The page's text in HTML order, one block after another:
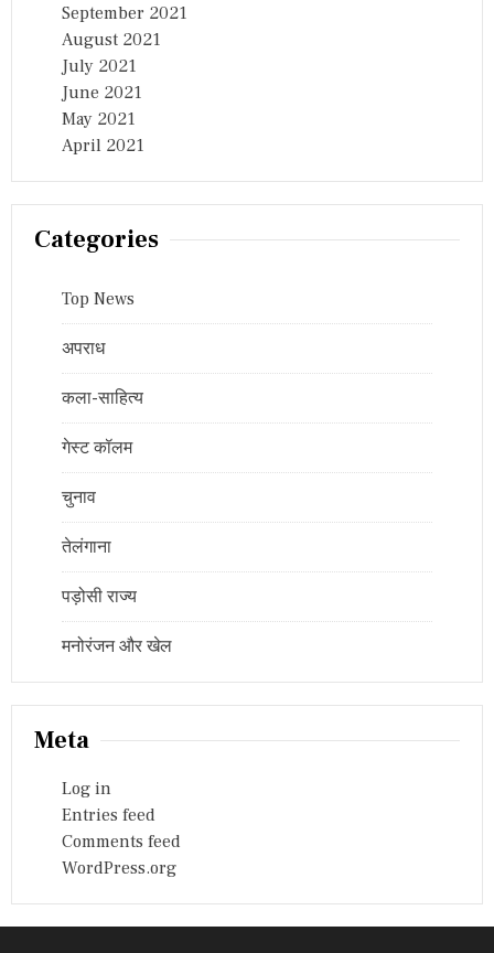
September 2021
August 2021
July 2021
June 2021
May 2021
April 2021
Categories
Top News
अपराध
कला-साहित्य
गेस्ट कॉलम
चुनाव
तेलंगाना
पड़ोसी राज्य
मनोरंजन और खेल
Meta
Log in
Entries feed
Comments feed
WordPress.org